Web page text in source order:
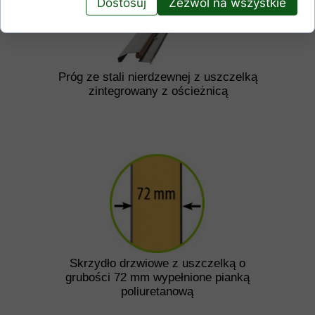
Skrzydło drzwiowe z uszczelką o
grubości 72 mm wypełnione pianką
poliuretanową
Próg ze stali nierdzewnej z uszczelką
zintegrowany z ościeżnicą
Dostosuj Zezwól na wszystkie